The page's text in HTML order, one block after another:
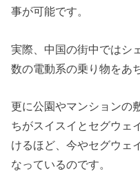
事が可能です。
実際、中国の街中ではシ
数の電動系の乗り物をあ
更に公園やマンションの
ちがスイスイとセグウェ
けるほど、今やセグウェ
なっているのです。